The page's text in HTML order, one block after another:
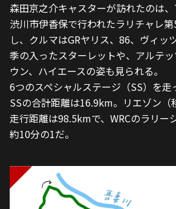
森田京之介キャスターが訪れたのは
渋川市伊香保で行われたラリチャレ
し、クルマはGRヤリス、86、ヴィッ
季の入ったスターレットや、アルテ
ウン、ハイエースの姿も見られる。
6つのスペシャルステージ（SS）を走
SSの合計距離は16.9km。リエゾン（
走行距離は98.5kmで、WRCのラリー
約10分の1だ。